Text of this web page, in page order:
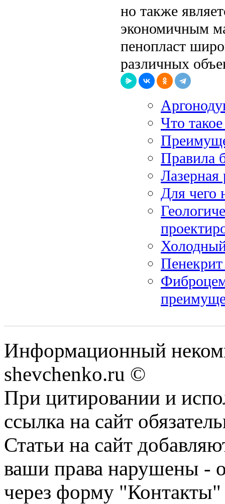
но также
экономичным
пенопласт
различных
Что
Правила
Лазерная
Для чего
Холодный
Пенекрит
Информационный
shevchenko.ru ©
При цитировании и
ссылка на сайт
Статьи на сайт
ваши права нарушены -
через форму "Контакты"